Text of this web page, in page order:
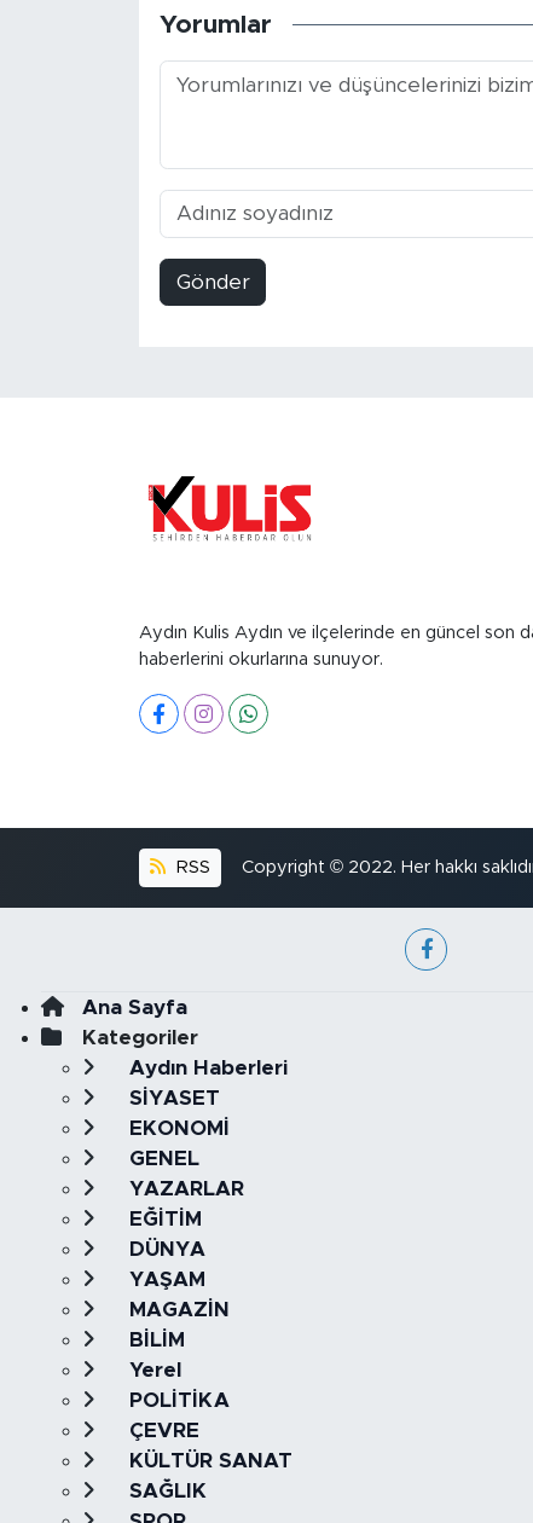
Yorumlar
Gönder
Aydın Kulis Aydın ve ilçelerinde en güncel son
haberlerini okurlarına sunuyor.
RSS Copyright © 2022. Her hakkı
Ana Sayfa
Kategoriler
Aydın Haberleri
SİYASET
EKONOMİ
GENEL
YAZARLAR
EĞİTİM
DÜNYA
YAŞAM
MAGAZİN
BİLİM
Yerel
POLİTİKA
ÇEVRE
KÜLTÜR SANAT
SAĞLIK